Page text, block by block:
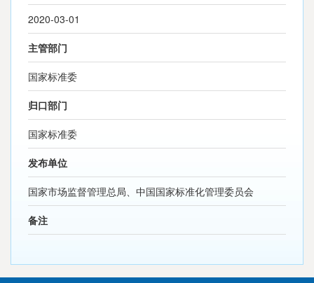
2020-03-01
主管部门
国家标准委
归口部门
国家标准委
发布单位
国家市场监督管理总局、中国国家标准化管理委员会
备注